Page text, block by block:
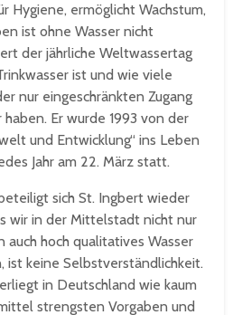
Hygiene, ermöglicht Wachstum,
ist ohne Wasser nicht
der jährliche Weltwassertag
ist und wie viele
nur eingeschränkten Zugang
haben. Er wurde 1993 von der
und Entwicklung“ ins Leben
Jahr am 22. März statt.
sich St. Ingbert wieder
wir in der Mittelstadt nicht nur
auch hoch qualitatives Wasser
ist keine Selbstverständlichkeit.
in Deutschland wie kaum
strengsten Vorgaben und